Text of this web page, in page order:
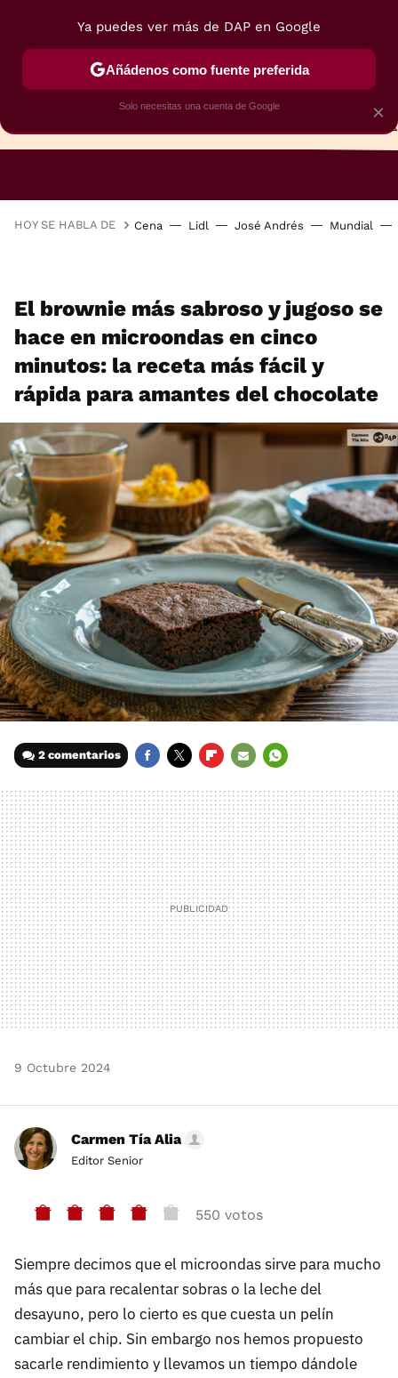
HOY SE HABLA DE Cena Lidl José Andrés Mundial
El brownie más sabroso y jugoso se
hace en microondas en cinco
minutos: la receta más fácil y
rápida para amantes del chocolate
2 comentarios
MAIL
9 Octubre 2024
Carmen Tía Alia
Editor Senior
550 votos
Siempre decimos que el microondas sirve para mucho
más que para recalentar sobras o la leche del
desayuno, pero lo cierto es que cuesta un pelín
cambiar el chip. Sin embargo nos hemos propuesto
sacarle rendimiento y llevamos un tiempo dándole
×
Ya puedes ver más de DAP en Google
Añádenos como fuente preferida
Solo necesitas una cuenta de Google